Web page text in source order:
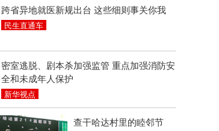
跨省异地就医新规出台 这些细则事关你我
民生直通车
密室逃脱、剧本杀加强监管 重点加强消防安
全和未成年人保护
新华视点
查干哈达村里的睦邻节